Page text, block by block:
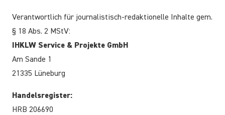
Verantwortlich für journalistisch-redaktionelle Inhalte gem.
§ 18 Abs. 2 MStV:
IHKLW Service & Projekte GmbH
Am Sande 1
21335 Lüneburg
Handelsregister:
HRB 206690